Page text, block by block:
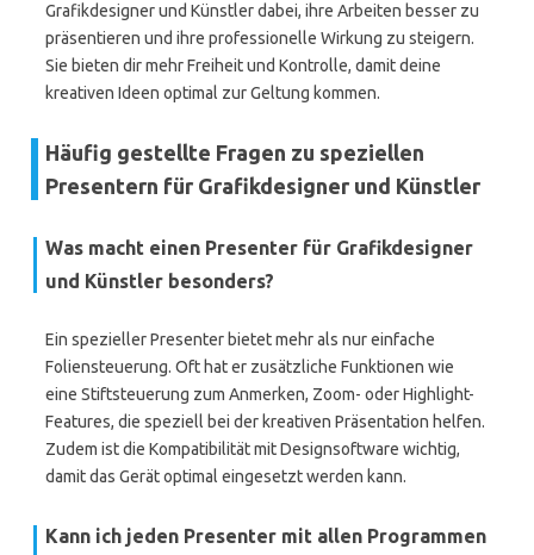
Grafikdesigner und Künstler dabei, ihre Arbeiten besser zu
präsentieren und ihre professionelle Wirkung zu steigern.
Sie bieten dir mehr Freiheit und Kontrolle, damit deine
kreativen Ideen optimal zur Geltung kommen.
Häufig gestellte Fragen zu speziellen
Presentern für Grafikdesigner und Künstler
Was macht einen Presenter für Grafikdesigner
und Künstler besonders?
Ein spezieller Presenter bietet mehr als nur einfache
Foliensteuerung. Oft hat er zusätzliche Funktionen wie
eine Stiftsteuerung zum Anmerken, Zoom- oder Highlight-
Features, die speziell bei der kreativen Präsentation helfen.
Zudem ist die Kompatibilität mit Designsoftware wichtig,
damit das Gerät optimal eingesetzt werden kann.
Kann ich jeden Presenter mit allen Programmen